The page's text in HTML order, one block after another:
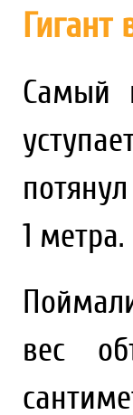
Гигант
Самый
1 метра.
вес